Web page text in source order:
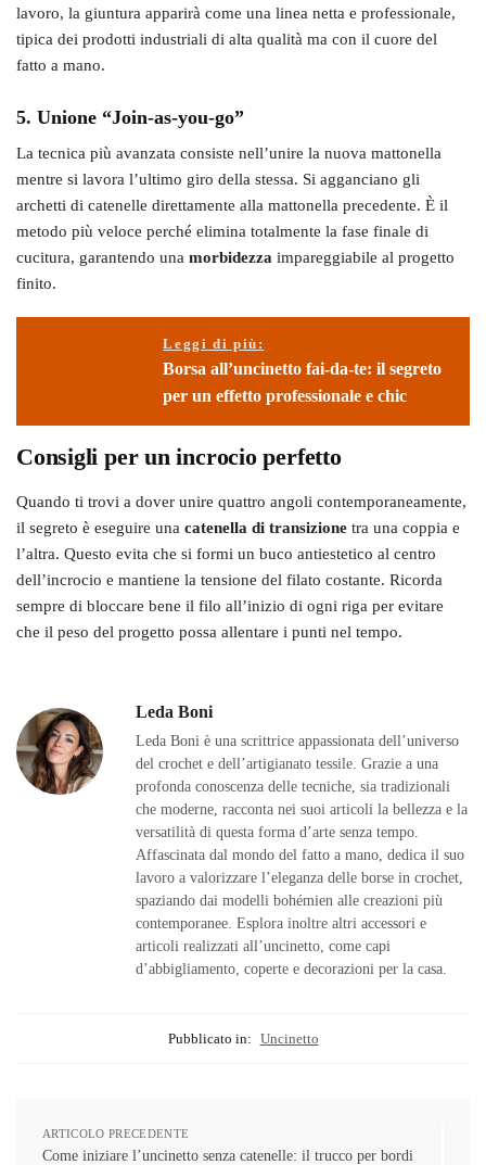
lavoro, la giuntura apparirà come una linea netta e professionale,
tipica dei prodotti industriali di alta qualità ma con il cuore del
fatto a mano.
5. Unione “Join-as-you-go”
La tecnica più avanzata consiste nell’unire la nuova mattonella
mentre si lavora l’ultimo giro della stessa. Si agganciano gli
archetti di catenelle direttamente alla mattonella precedente. È il
metodo più veloce perché elimina totalmente la fase finale di
cucitura, garantendo una morbidezza impareggiabile al progetto
finito.
Leggi di più:
Borsa all’uncinetto fai-da-te: il segreto
per un effetto professionale e chic
Consigli per un incrocio perfetto
Quando ti trovi a dover unire quattro angoli contemporaneamente,
il segreto è eseguire una catenella di transizione tra una coppia e
l’altra. Questo evita che si formi un buco antiestetico al centro
dell’incrocio e mantiene la tensione del filato costante. Ricorda
sempre di bloccare bene il filo all’inizio di ogni riga per evitare
che il peso del progetto possa allentare i punti nel tempo.
Leda Boni
Leda Boni è una scrittrice appassionata dell’universo
del crochet e dell’artigianato tessile. Grazie a una
profonda conoscenza delle tecniche, sia tradizionali
che moderne, racconta nei suoi articoli la bellezza e la
versatilità di questa forma d’arte senza tempo.
Affascinata dal mondo del fatto a mano, dedica il suo
lavoro a valorizzare l’eleganza delle borse in crochet,
spaziando dai modelli bohémien alle creazioni più
contemporanee. Esplora inoltre altri accessori e
articoli realizzati all’uncinetto, come capi
d’abbigliamento, coperte e decorazioni per la casa.
Pubblicato in: Uncinetto
ARTICOLO PRECEDENTE
Come iniziare l’uncinetto senza catenelle: il trucco per bordi